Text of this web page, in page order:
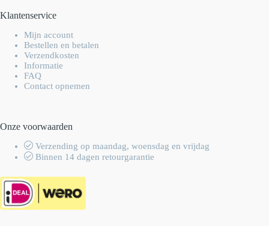
Klantenservice
Mijn account
Bestellen en betalen
Verzendkosten
Informatie
FAQ
Contact opnemen
Onze voorwaarden
Verzending op maandag, woensdag en vrijdag
Binnen 14 dagen retourgarantie